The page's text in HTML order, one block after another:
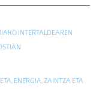
INTERTALDEAREN
ENERGIA, ZAINTZA ETA